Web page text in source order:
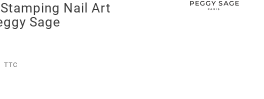
Nail Art
Sage
TTC